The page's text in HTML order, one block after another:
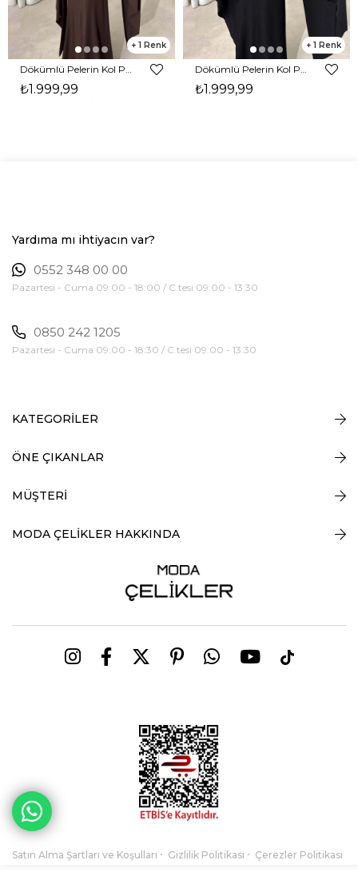
1
₺1.999,99
1
₺1.999,99
Yardıma mı ihtiyacın var?
0552 348 00 00
Pazartesi - Cuma 09:00 - 18:00 / C.tesi 09:00 - 13:30
0850 242 1205
Pazartesi - Cuma 09:00 - 18:30 / C.tesi 09:00 - 13:30
KATEGORİLER
ÖNE ÇIKANLAR
MÜŞTERİ
MODA ÇELİKLER HAKKINDA
Satın Alma Şartları ve Koşulları Gizlilik Politikası Çerezler Politikası